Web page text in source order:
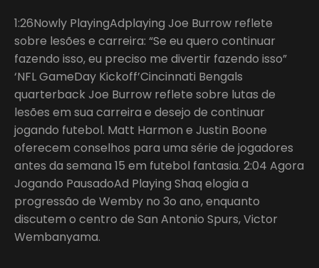
1:26Nowly PlayingAdplaying Joe Burrow reflete
sobre lesões e carreira: “Se eu quero continuar
fazendo isso, eu preciso me divertir fazendo isso”
‘NFL GameDay Kickoff’Cincinnati Bengals
quarterback Joe Burrow reflete sobre lutas de
lesões em sua carreira e desejo de continuar
jogando futebol. Matt Harmon e Justin Boone
oferecem conselhos para uma série de jogadores
antes da semana 15 em futebol fantasia. 2:04 Agora
Jogando PausadoAd Playing Shaq elogia a
progressão de Wemby no 3o ano, enquanto
discutem o centro de San Antonio Spurs, Victor
Wembanyama.